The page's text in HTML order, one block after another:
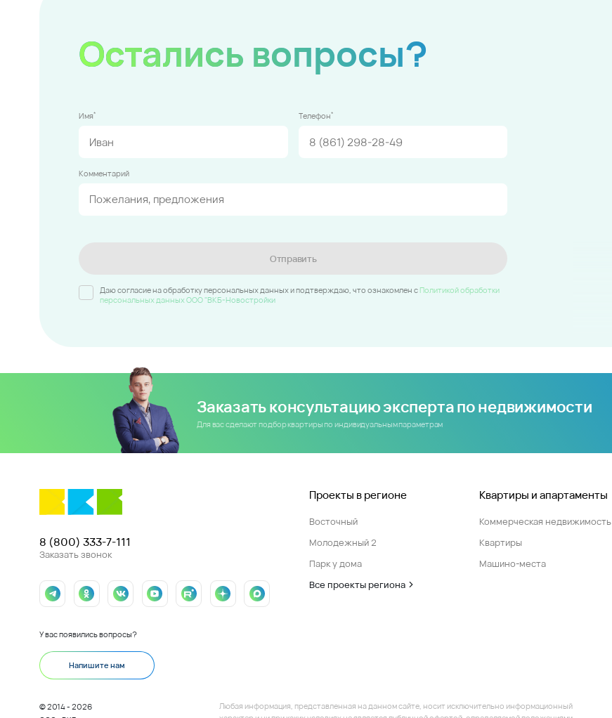
Остались вопросы?
Имя* Телефон*
Комментарий
Отправить
Даю согласие на обработку персональных данных и подтверждаю, что ознакомлен c Политикой обработки
персональных данных ООО "ВКБ-Новостройки
Заказать консультацию эксперта по недвижимости
Для вас сделают подбор квартиры по индивидуальным параметрам
8 (800) 333-7-111
Заказать звонок
У вас появились вопросы?
Напишите нам
Проекты в регионе
Восточный
Молодежный 2
Парк у дома
Все проекты региона
Квартиры и апартаменты
Коммерческая недвижимость
Квартиры
Машино-места
© 2014 - 2026
Любая информация, представленная на данном сайте, носит исключительно информационный